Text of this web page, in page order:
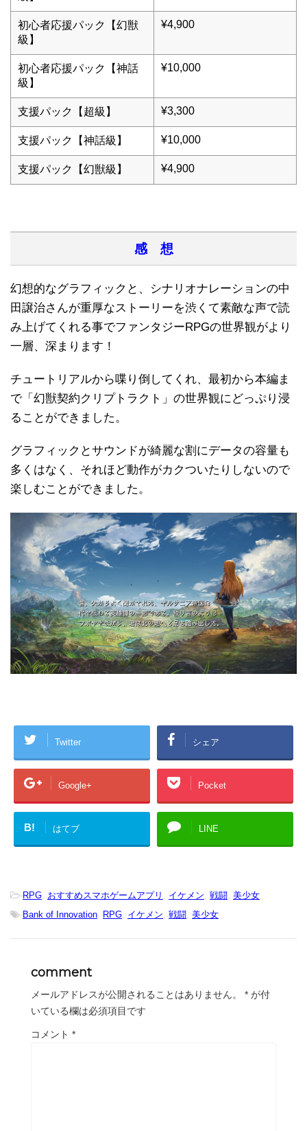
初心者応援パック【幻獣
級】
¥4,900
初心者応援パック【神話
級】
¥10,000
支援パック【超級】 ¥3,300
支援パック【神話級】 ¥10,000
支援パック【幻獣級】 ¥4,900
感 想
幻想的なグラフィックと、シナリオナレーションの中
田譲治さんが重厚なストーリーを渋くて素敵な声で読
み上げてくれる事でファンタジーRPGの世界観がより
一層、深まります！
チュートリアルから喋り倒してくれ、最初から本編ま
で「幻獣契約クリプトラクト」の世界観にどっぷり浸
ることができました。
グラフィックとサウンドが綺麗な割にデータの容量も
多くはなく、それほど動作がカクついたりしないので
楽しむことができました。
Twitter シェア
Google+ Pocket
B! はてブ LINE
-RPG, おすすめスマホゲームアプリ , イケメン, 戦闘, 美少女
-Bank of Innovation, RPG, イケメン, 戦闘, 美少女
comment
メールアドレスが公開されることはありません。 * が付
いている欄は必須項目です
コメント *